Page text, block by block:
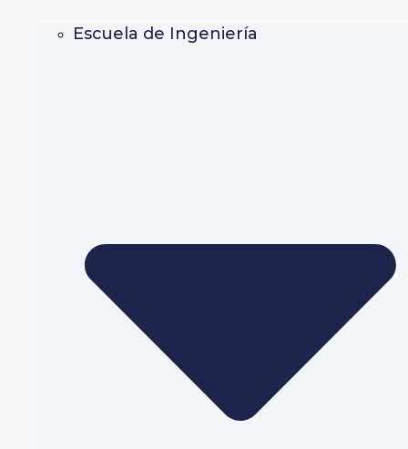
Escuela de Ingeniería